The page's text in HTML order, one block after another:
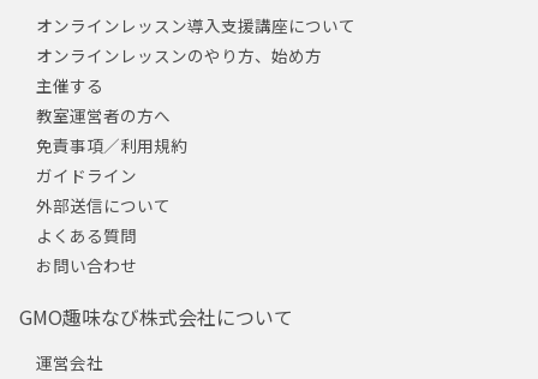
オンラインレッスン導入支援講座について
オンラインレッスンのやり方、始め方
主催する
教室運営者の方へ
免責事項／利用規約
ガイドライン
外部送信について
よくある質問
お問い合わせ
GMO趣味なび株式会社について
運営会社